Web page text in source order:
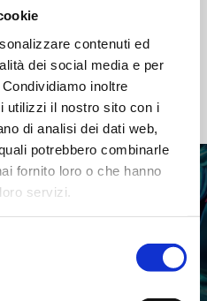
contenuti ed
dei social media e per
inoltre
utilizzi il nostro sito con i
di analisi dei dati web,
potrebbero combinarle
fornito loro o che hanno
servizi.
›
di